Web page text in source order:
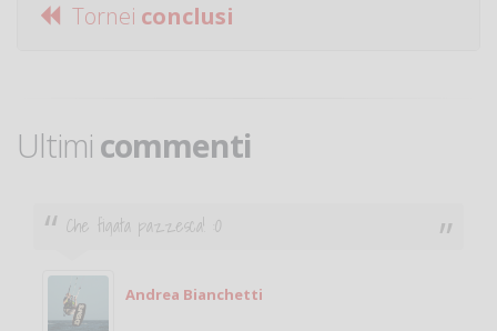
Tornei conclusi
Ultimi commenti
Che figata pazzesca! :O
Andrea Bianchetti